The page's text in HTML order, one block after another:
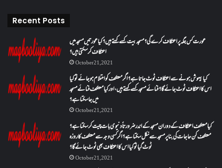
Recent Posts
عورت کس جگہ پر اعتکاف کرے گی؟مسجد بیت کسے کہتے ہیں؟کیا عورتیں مسجد میں
اعتکاف کر سکتی ہیں؟
October 21, 2021
کیا بیہوش ہونے سے اعتکاف ٹوٹ جاتا ہے؟ اگر معتکف کو احتلام ہو جائے تو کیا
اس کا اعتکاف ٹوٹ جائے گا؟فنائے مسجد کسے کہتے ہیں ، اور کیا معتکف فنائے مسجد
میں جا سکتا ہے؟
October 21, 2021
کیا معتکف اعتکاف کے دوران مسجد کے اندر ضرورتاً دنیوی بات چیت کر سکتا ہے؟
معتکف کن حاجات کی بنا پر مسجد سے نکل سکتا ہے؟ اگر کسی وجہ سے معتکف کا روزہ
ٹوٹ گیا تو کیا اس کا اعتکاف بھی ٹوٹ جائے گا؟
October 21, 2021